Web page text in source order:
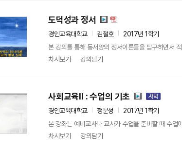
도덕성과 정서
경인교육대학교 김철호
2017년 1학기
본 강의를 통해 동서양의 정서이론들을 탐구하면서
차시보기
강의담기
사회교육Ⅱ : 수업의 기초
경인교육대학교 정문성
2017년 1학기
본 강좌는 예비교사나 교사가 수업을 준비할 때 수
차시보기
강의담기